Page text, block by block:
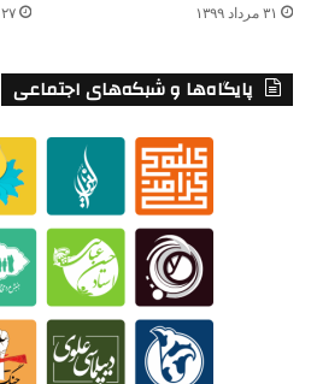
۳۱ مرداد ۱۳۹۹ ۲۷ فروردین ۱۳۹۵
پایگاه‌ها و شبکه‌های اجتماعی